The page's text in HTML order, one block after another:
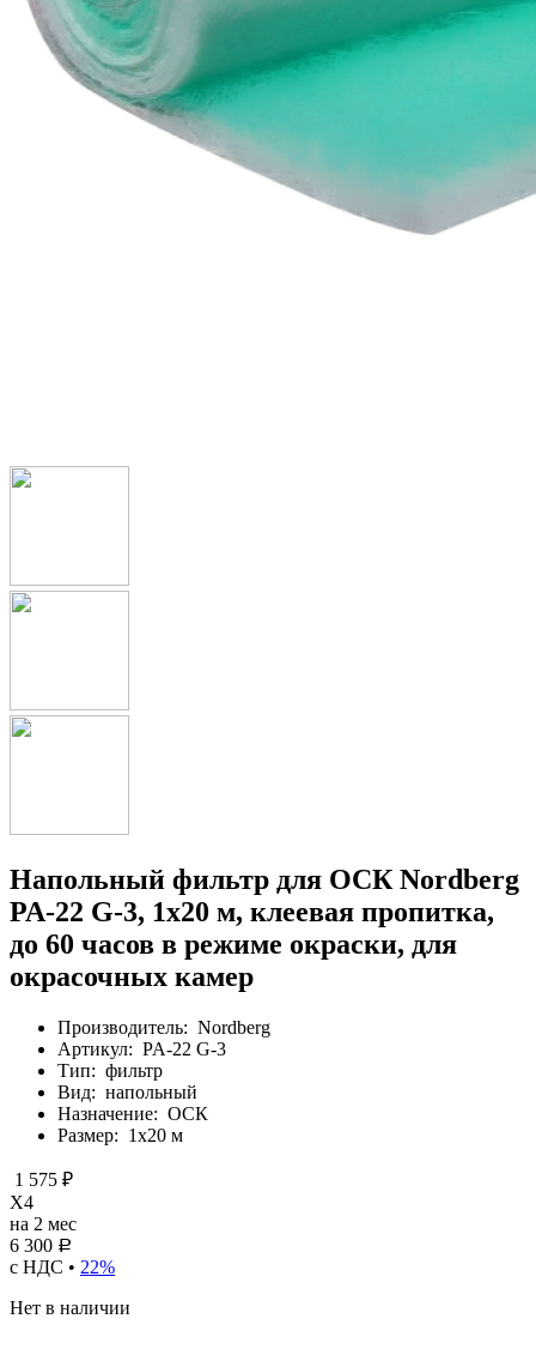
Напольный фильтр для ОСК Nordberg
PA-22 G-3, 1х20 м, клеевая пропитка,
до 60 часов в режиме окраски, для
окрасочных камер
Производитель: Nordberg
Артикул: PA-22 G-3
Тип: фильтр
Вид: напольный
Назначение: ОСК
Размер: 1х20 м
1 575 ₽
X4
на 2 мес
6 300 Р
с НДС • 22%
Нет в наличии